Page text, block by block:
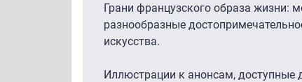
Грани французского образа
разнообразные
искусства.
Иллюстрации к анонсам, доступные